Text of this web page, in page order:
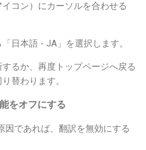
イコン）にカーソルを合わせる
日本語 - JA」を選択します。
るか、再度トップページへ戻る
替わります。
をオフにする
因であれば、翻訳を無効にする